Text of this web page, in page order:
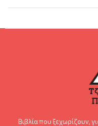
Βιβλία που ξεχωρίζουν,